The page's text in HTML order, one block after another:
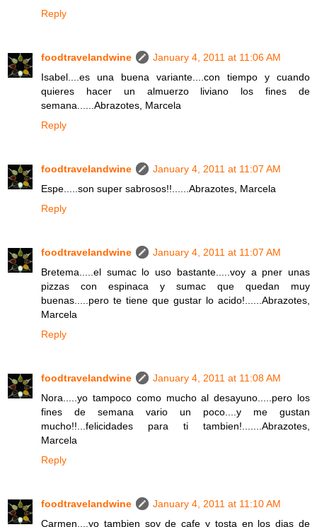
Reply
foodtravelandwine
January 4, 2011 at 11:06 AM
Isabel....es una buena variante....con tiempo y cuando
quieres hacer un almuerzo liviano los fines de
semana......Abrazotes, Marcela
Reply
foodtravelandwine
January 4, 2011 at 11:07 AM
Espe.....son super sabrosos!!......Abrazotes, Marcela
Reply
foodtravelandwine
January 4, 2011 at 11:07 AM
Bretema.....el sumac lo uso bastante.....voy a pner unas
pizzas con espinaca y sumac que quedan muy
buenas.....pero te tiene que gustar lo acido!......Abrazotes,
Marcela
Reply
foodtravelandwine
January 4, 2011 at 11:08 AM
Nora.....yo tampoco como mucho al desayuno.....pero los
fines de semana vario un poco....y me gustan
mucho!!...felicidades para ti tambien!.......Abrazotes,
Marcela
Reply
foodtravelandwine
January 4, 2011 at 11:10 AM
Carmen....yo tambien soy de cafe y tosta en los dias de